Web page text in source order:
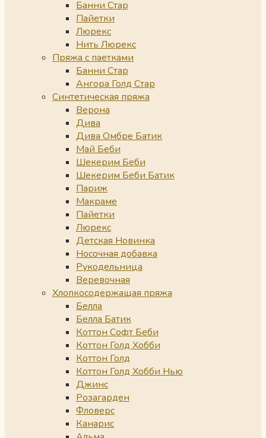
Банни Стар
Пайетки
Люрекс
Нить Люрекс
Пряжа с паетками
Банни Стар
Ангора Голд Стар
Синтетическая пряжа
Верона
Дива
Дива Омбре Батик
Май Беби
Шекерим Беби
Шекерим Беби Батик
Париж
Макраме
Пайетки
Люрекс
Детская Новинка
Носочная добавка
Рукодельница
Веревочная
Хлопкосодержащая пряжа
Белла
Белла Батик
Коттон Софт Беби
Коттон Голд Хобби
Коттон Голд
Коттон Голд Хобби Нью
Джинс
Розагарден
Фловерс
Канарис